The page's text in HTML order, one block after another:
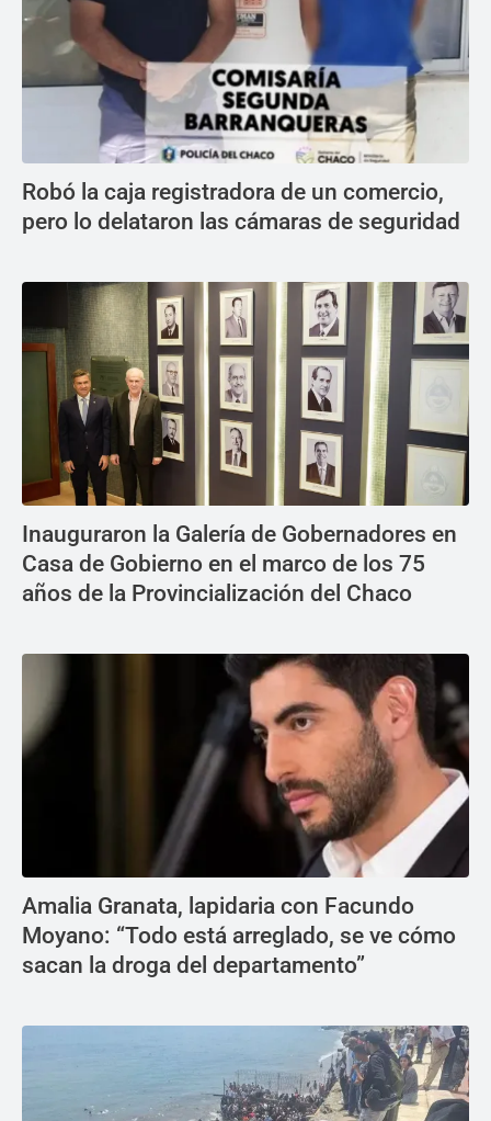
Robó la caja registradora de un comercio,
pero lo delataron las cámaras de seguridad
Inauguraron la Galería de Gobernadores en
Casa de Gobierno en el marco de los 75
años de la Provincialización del Chaco
Amalia Granata, lapidaria con Facundo
Moyano: “Todo está arreglado, se ve cómo
sacan la droga del departamento”